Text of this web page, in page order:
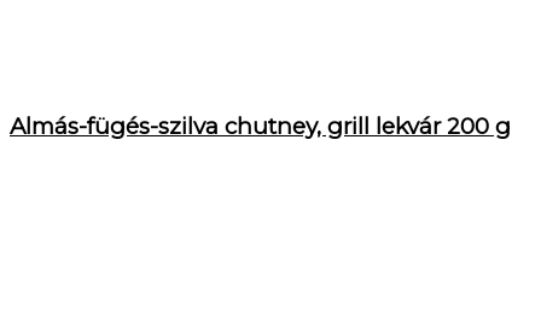
Almás-fügés-szilva chutney, grill lekvár 200 g